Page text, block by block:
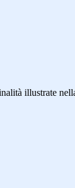
illustrate